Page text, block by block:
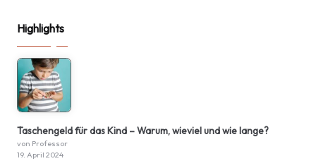
Highlights
Taschengeld für das Kind – Warum, wieviel und wie lange?
von Professor
19. April 2024